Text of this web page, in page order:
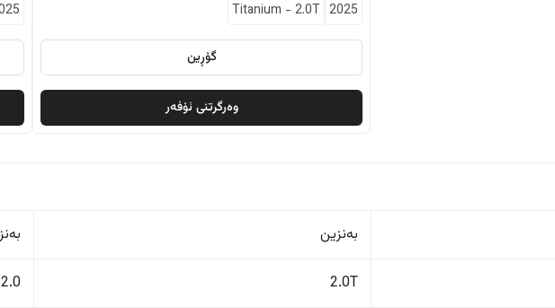
2025
Titanium - 2.0T
گۆڕین
وەرگرتنی ئۆفەر
بەنزین
2.0T
2.0